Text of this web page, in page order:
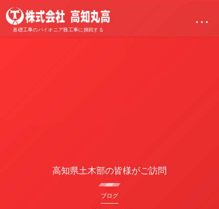
基礎工事のパイオニア難工事に挑戦する
…
高知県土木部の皆様がご訪問
ブログ